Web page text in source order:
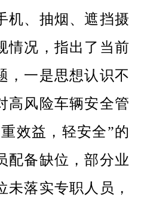
机、抽烟、遮挡摄
情况，指出了当前
，一是思想认识不
高风险车辆安全管
效益，轻安全”的
配备缺位，部分业
未落实专职人员，